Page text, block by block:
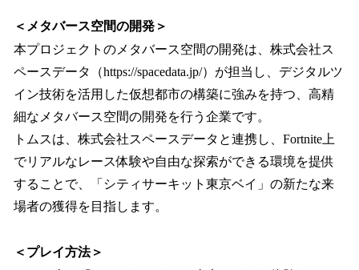
＜メタバース空間の開発＞
本プロジェクトのメタバース空間の開発は、株式会社ス
ペースデータ（https://spacedata.jp/）が担当し、デジタルツ
イン技術を活用した仮想都市の構築に強みを持つ、高精
細なメタバース空間の開発を行う企業です。
トムスは、株式会社スペースデータと連携し、Fortnite上
でリアルなレース体験や自由な探索ができる環境を提供
することで、「シティサーキット東京ベイ」の新たな来
場者の獲得を目指します。
＜プレイ方法＞